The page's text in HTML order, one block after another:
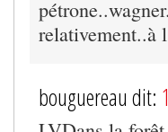
relativement..à
bouguereau dit: